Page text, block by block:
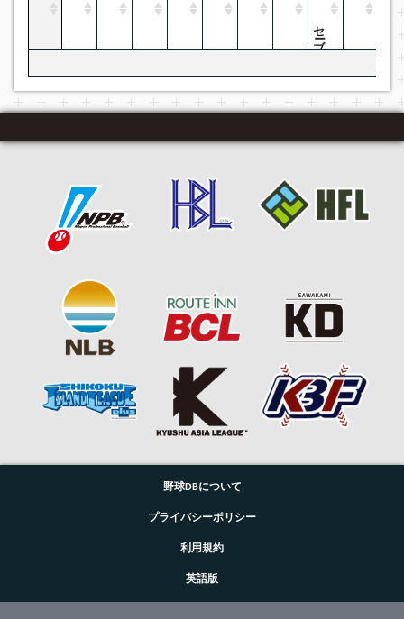
セーブ
野球DBについて
プライバシーポリシー
利用規約
英語版